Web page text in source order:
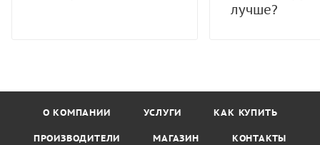
лучше?
О КОМПАНИИ УСЛУГИ КАК КУПИТЬ
ПРОИЗВОДИТЕЛИ МАГАЗИН КОНТАКТЫ